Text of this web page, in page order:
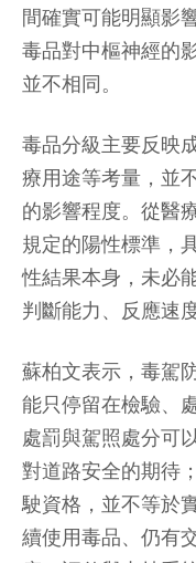
間確實可能明顯影
毒品對中樞神經的
並不相同。
毒品分級主要反映
療用途等考量，並
的影響程度。從醫
規定的陽性標準，
性結果本身，未必
判斷能力、反應速
蘇柏文表示，毒駕
能只停留在檢驗、
處罰與駕照處分可
對道路安全的期待
駛資格，並不等於
續使用毒品、仍有